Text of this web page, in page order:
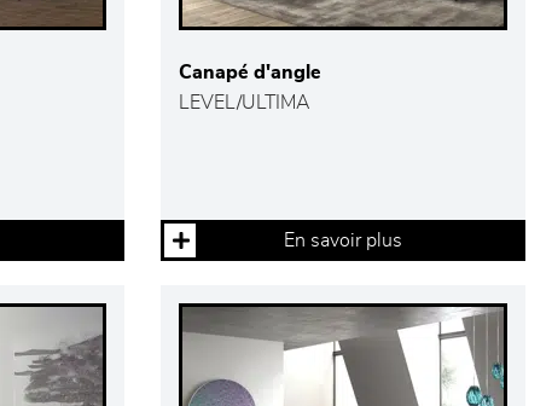
Canapé d'angle
LEVEL/ULTIMA
En savoir plus